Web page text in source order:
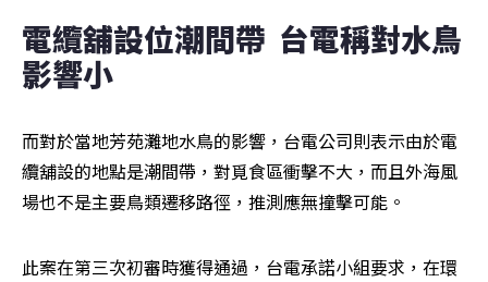
電纜舖設位潮間帶  台電稱對水鳥
影響小
而對於當地芳苑灘地水鳥的影響，台電公司則表示由於電
纜舖設的地點是潮間帶，對覓食區衝擊不大，而且外海風
場也不是主要鳥類遷移路徑，推測應無撞擊可能。
此案在第三次初審時獲得通過，台電承諾小組要求，在環